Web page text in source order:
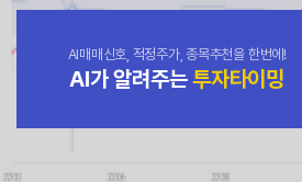
AI매매신호, 적정주가, 종목추천을 한번에!
AI가 알려주는투자타이밍